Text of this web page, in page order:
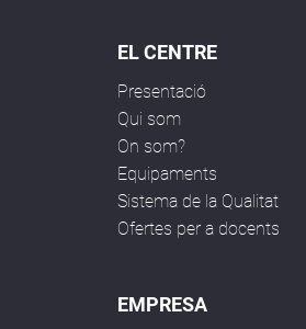
EL CENTRE
Presentació
Qui som
On som?
Equipaments
Sistema de la Qualitat
Ofertes per a docents
EMPRESA